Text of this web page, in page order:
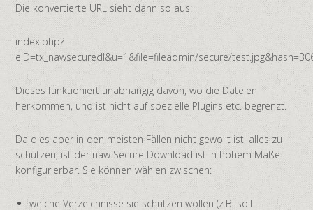
Die konvertierte URL sieht dann so aus:
index.php?
eID=tx_nawsecuredl&u=1&file=fileadmin/secure/
Dieses funktioniert unabhängig davon, wo die Dateien
herkommen, und ist nicht auf spezielle Plugins etc. begrenzt.
Da dies aber in den meisten Fällen nicht gewollt ist, alles zu
schützen, ist der naw Secure Download ist in hohem Maße
konfigurierbar. Sie können wählen zwischen:
welche Verzeichnisse sie schützen wollen (z.B. soll